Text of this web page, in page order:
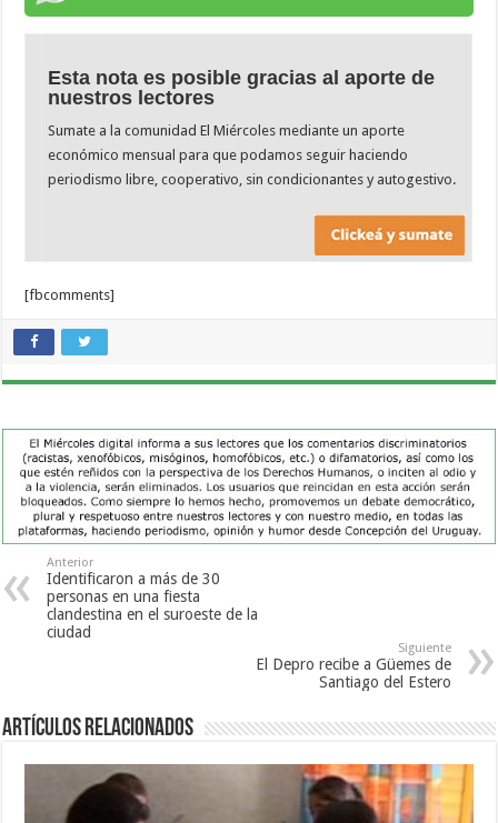
Esta nota es posible gracias al aporte de
nuestros lectores
Sumate a la comunidad El Miércoles mediante un aporte
económico mensual para que podamos seguir haciendo
periodismo libre, cooperativo, sin condicionantes y autogestivo.
[fbcomments]
Anterior
Identificaron a más de 30
personas en una fiesta
clandestina en el suroeste de la
ciudad
Siguiente
El Depro recibe a Güemes de
Santiago del Estero
Artículos Relacionados